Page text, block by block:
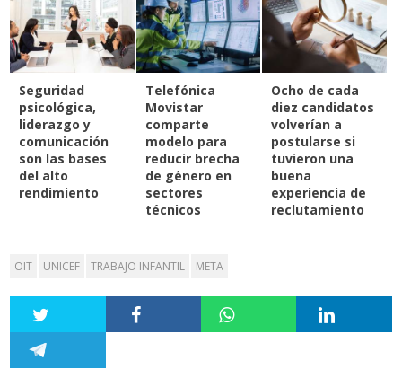
Seguridad
psicológica,
liderazgo y
comunicación
son las bases
del alto
rendimiento
Telefónica
Movistar
comparte
modelo para
reducir brecha
de género en
sectores
técnicos
Ocho de cada
diez candidatos
volverían a
postularse si
tuvieron una
buena
experiencia de
reclutamiento
OIT UNICEF TRABAJO INFANTIL META